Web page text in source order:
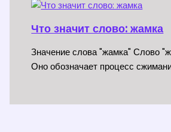
Что значит слово: жамка
Значение слова "жамка" Слово
Оно обозначает процесс